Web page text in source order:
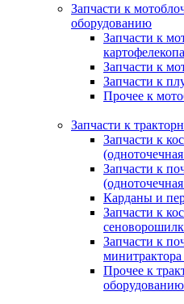
Запчасти к
оборудованию
Запчасти к
Запчасти к
Запчасти к
Прочее к
Запчасти к
Запчасти к
Запчасти к
Карданы и
Запчасти к
Запчасти к
минитрактора
Прочее к
оборудованию